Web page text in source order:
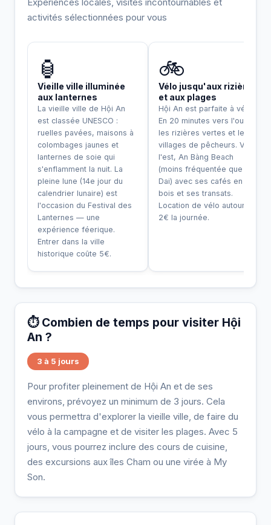
activités sélectionnées pour vous
🏮
Vieille ville illuminée
aux lanternes
La vieille ville de Hội An
est classée UNESCO :
ruelles pavées, maisons à
colombages jaunes et
lanternes de soie qui
s'enflamment la nuit. La
pleine lune (14e jour du
calendrier lunaire) est
l'occasion du Festival des
Lanternes — une
expérience féerique.
Entrer dans la ville
historique coûte 5€.
🚲
Vélo jusqu'aux rizières
et aux plages
Hội An est parfaite à vélo.
En 20 minutes vers l'ouest,
les rizières vertes et les
villages de pêcheurs. Vers
l'est, An Bàng Beach
(moins fréquentée que Cua
Dai) avec ses cafés en
bois et ses transats.
Location de vélo autour de
2€ la journée.
⏱️ Combien de temps pour visiter Hội
An ?
3 à 5 jours
Pour profiter pleinement de Hội An et de ses
environs, prévoyez un minimum de 3 jours. Cela
vous permettra d'explorer la vieille ville, de faire du
vélo à la campagne et de visiter les plages. Avec 5
jours, vous pourrez inclure des cours de cuisine,
des excursions aux îles Cham ou une virée à My
Son.